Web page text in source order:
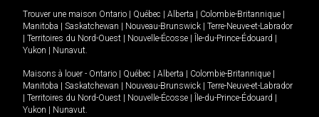
Trouver une maison Ontario | Québec | Alberta | Colombie-Britannique |
Manitoba | Saskatchewan | Nouveau-Brunswick | Terre-Neuve-et-Labrador
| Territoires du Nord-Ouest | Nouvelle-Écosse | Île-du-Prince-Édouard |
Yukon | Nunavut
Maisons à louer - Ontario | Québec | Alberta | Colombie-Britannique |
Manitoba | Saskatchewan | Nouveau-Brunswick | Terre-Neuve-et-Labrador
| Territoires du Nord-Ouest | Nouvelle-Écosse | Île-du-Prince-Édouard |
Yukon | Nunavut